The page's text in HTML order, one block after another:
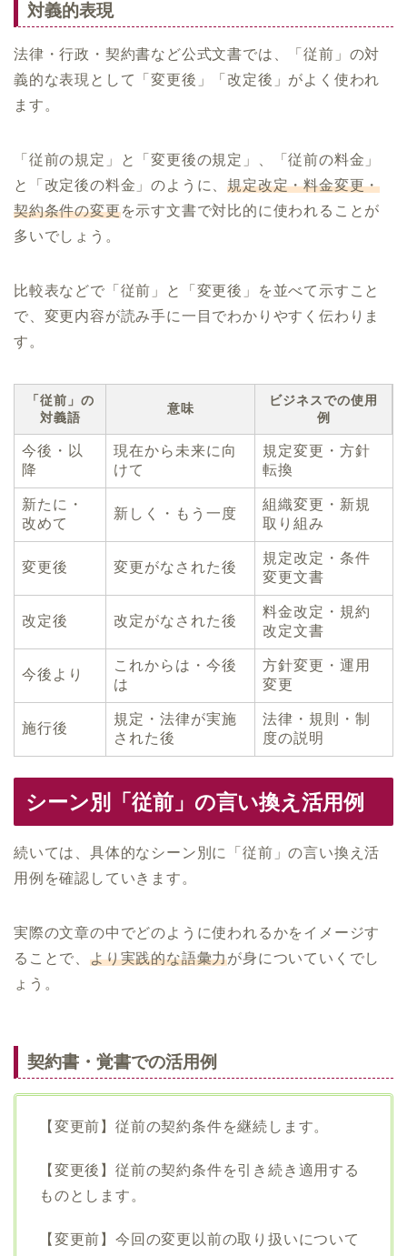
対義的表現
法律・行政・契約書など公式文書では、「従前」の対
義的な表現として「変更後」「改定後」がよく使われ
ます。
「従前の規定」と「変更後の規定」、「従前の料金」
と「改定後の料金」のように、規定改定・料金変更・
契約条件の変更を示す文書で対比的に使われることが
多いでしょう。
比較表などで「従前」と「変更後」を並べて示すこと
で、変更内容が読み手に一目でわかりやすく伝わりま
す。
「従前」の
対義語
意味
ビジネスでの使用
例
今後・以
降
現在から未来に向
けて
規定変更・方針
転換
新たに・
改めて
新しく・もう一度
組織変更・新規
取り組み
変更後 変更がなされた後
規定改定・条件
変更文書
改定後 改定がなされた後
料金改定・規約
改定文書
今後より
これからは・今後
は
方針変更・運用
変更
施行後
規定・法律が実施
された後
法律・規則・制
度の説明
シーン別「従前」の言い換え活用例
続いては、具体的なシーン別に「従前」の言い換え活
用例を確認していきます。
実際の文章の中でどのように使われるかをイメージす
ることで、 より実践的な語彙力が身についていくでし
ょう。
契約書・覚書での活用例
【変更前】従前の契約条件を継続します。
【変更後】従前の契約条件を引き続き適用する
ものとします。
【変更前】今回の変更以前の取り扱いについて